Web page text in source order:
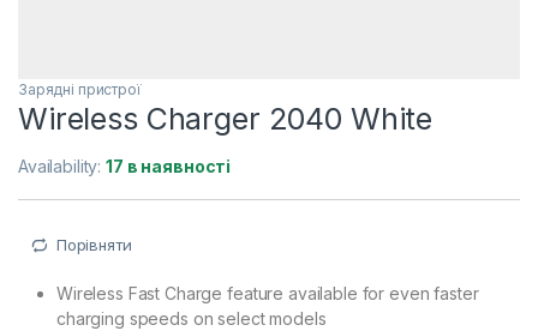
Зарядні пристрої
Wireless Charger 2040 White
Availability:17 в наявності
Порівняти
Wireless Fast Charge feature available for even faster
charging speeds on select models